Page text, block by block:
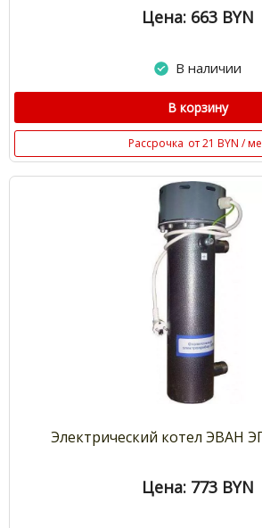
Цена: 663 BYN
В наличии
В корзину
Рассрочка от 21 BYN /
Электрический котел ЭВАН
Цена: 773 BYN